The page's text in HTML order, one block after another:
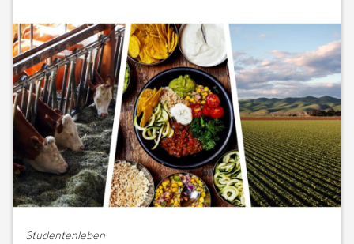
Erfolg!"
Studentenleben